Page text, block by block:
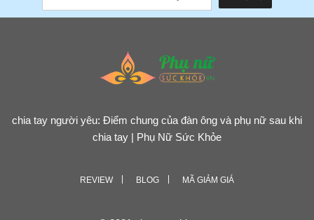
chia tay người yêu: Điểm chung của đàn ông và phụ nữ sau khi
chia tay | Phụ Nữ Sức Khỏe
REVIEW BLOG MÃ GIẢM GIÁ